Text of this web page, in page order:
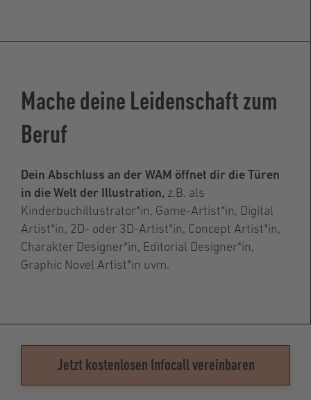
Mache deine Leidenschaft zum
Beruf
Dein Abschluss an der WAM öffnet dir die Türen
in die Welt der Illustration, z.B. als
Kinderbuchillustrator*in, Game-Artist*in, Digital
Artist*in, 2D- oder 3D-Artist*in, Concept Artist*in,
Charakter Designer*in, Editorial Designer*in,
Graphic Novel Artist*in uvm.
Jetzt kostenlosen Infocall vereinbaren